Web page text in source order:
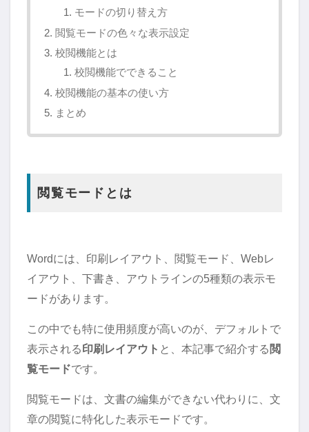
モードの切り替え方
閲覧モードの色々な表示設定
校閲機能とは
校閲機能でできること
校閲機能の基本の使い方
まとめ
閲覧モードとは
Wordには、印刷レイアウト、閲覧モード、Webレ
イアウト、下書き、アウトラインの5種類の表示モ
ードがあります。
この中でも特に使用頻度が高いのが、デフォルトで
表示される 印刷レイアウト と、本記事で紹介する 閲
覧モードです。
閲覧モードは、文書の編集ができない代わりに、文
章の閲覧に特化した表示モードです。